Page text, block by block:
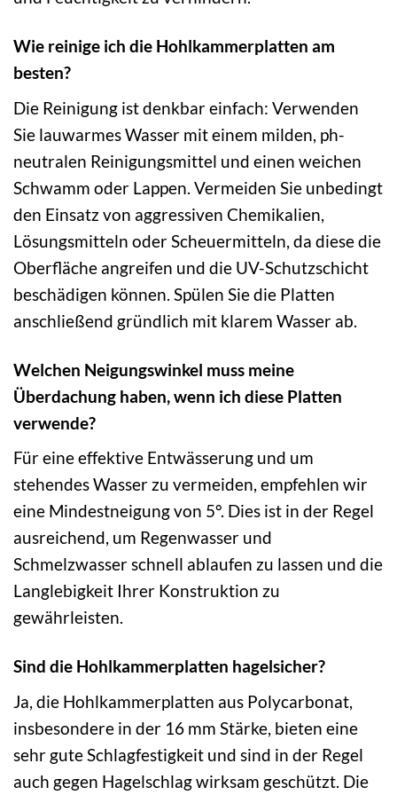
Wie reinige ich die Hohlkammerplatten am
besten?
Die Reinigung ist denkbar einfach: Verwenden
Sie lauwarmes Wasser mit einem milden, ph-
neutralen Reinigungsmittel und einen weichen
Schwamm oder Lappen. Vermeiden Sie unbedingt
den Einsatz von aggressiven Chemikalien,
Lösungsmitteln oder Scheuermitteln, da diese die
Oberfläche angreifen und die UV-Schutzschicht
beschädigen können. Spülen Sie die Platten
anschließend gründlich mit klarem Wasser ab.
Welchen Neigungswinkel muss meine
Überdachung haben, wenn ich diese Platten
verwende?
Für eine effektive Entwässerung und um
stehendes Wasser zu vermeiden, empfehlen wir
eine Mindestneigung von 5°. Dies ist in der Regel
ausreichend, um Regenwasser und
Schmelzwasser schnell ablaufen zu lassen und die
Langlebigkeit Ihrer Konstruktion zu
gewährleisten.
Sind die Hohlkammerplatten hagelsicher?
Ja, die Hohlkammerplatten aus Polycarbonat,
insbesondere in der 16 mm Stärke, bieten eine
sehr gute Schlagfestigkeit und sind in der Regel
auch gegen Hagelschlag wirksam geschützt. Die